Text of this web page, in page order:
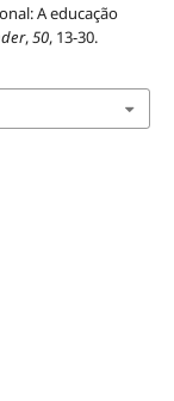
A educação
,50, 13-30.